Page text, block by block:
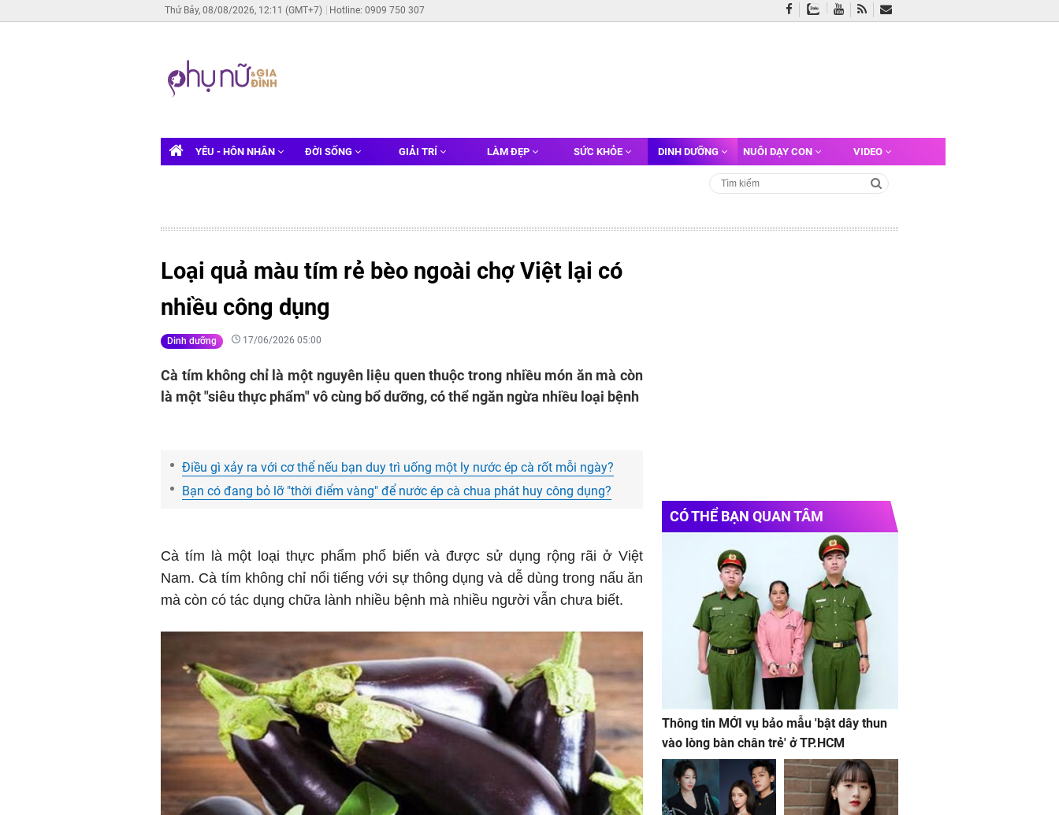
Thứ Bảy, 08/08/2026, 12:11 (GMT+7) Hotline: 0909 750 307
YÊU - HÔN NHÂN ĐỜI SỐNG GIẢI TRÍ LÀM ĐẸP SỨC KHỎE DINH DƯỠNG NUÔI DẠY CON VIDEO
Loại quả màu tím rẻ bèo ngoài chợ Việt lại có
nhiều công dụng
Dinh dưỡng 17/06/2026 05:00
Cà tím không chỉ là một nguyên liệu quen thuộc trong nhiều món ăn mà còn
là một "siêu thực phẩm" vô cùng bổ dưỡng, có thể ngăn ngừa nhiều loại bệnh
Điều gì xảy ra với cơ thể nếu bạn duy trì uống một ly nước ép cà rốt mỗi ngày?
Bạn có đang bỏ lỡ "thời điểm vàng" để nước ép cà chua phát huy công dụng?
Cà tím là một loại thực phẩm phổ biến và được sử dụng rộng rãi ở Việt
Nam. Cà tím không chỉ nổi tiếng với sự thông dụng và dễ dùng trong nấu ăn
mà còn có tác dụng chữa lành nhiều bệnh mà nhiều người vẫn chưa biết.
CÓ THỂ BẠN QUAN TÂM
Thông tin MỚI vụ bảo mẫu 'bật dây thun
vào lòng bàn chân trẻ' ở TP.HCM